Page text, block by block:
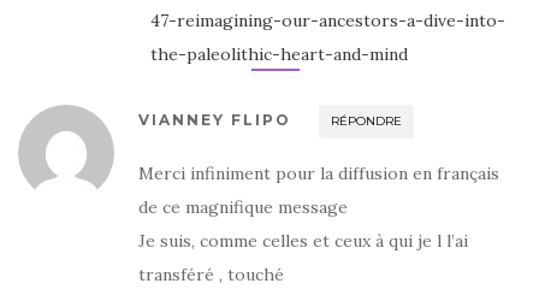
47-reimagining-our-ancestors-a-dive-into-
the-paleolithic-heart-and-mind
VIANNEY FLIPO RÉPONDRE
Merci infiniment pour la diffusion en français
de ce magnifique message
Je suis, comme celles et ceux à qui je l l’ai
transféré , touché